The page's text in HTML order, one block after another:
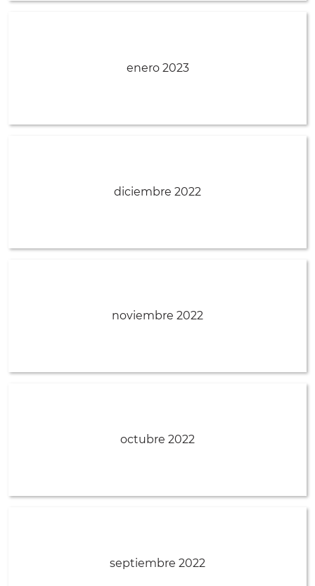
enero 2023
diciembre 2022
noviembre 2022
octubre 2022
septiembre 2022